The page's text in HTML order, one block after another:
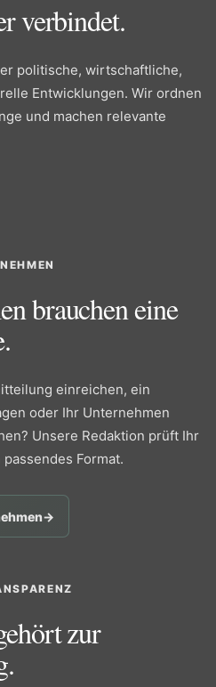
verbindet.
politische, wirtschaftliche,
Entwicklungen. Wir ordnen
und machen relevante
brauchen eine
einreichen, ein
oder Ihr Unternehmen
Unsere Redaktion prüft Ihr
Format.
→
zur